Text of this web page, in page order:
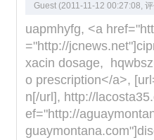
Guest (2011-11-12 00:27:08, 评
uapmhyfg, <a
="http://
xacin dosage,
o prescription</a>,
n[/url], http://
ef="http://